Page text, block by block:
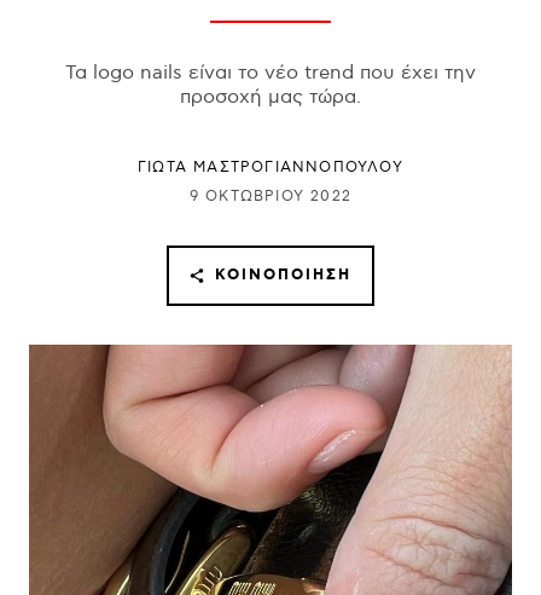
Τα logo nails είναι το νέο trend που έχει την
προσοχή μας τώρα.
ΓΙΩΤΑ ΜΑΣΤΡΟΓΙΑΝΝΟΠΟΥΛΟΥ
9 ΟΚΤΩΒΡΊΟΥ 2022
ΚΟΙΝΟΠΟΊΗΣΗ